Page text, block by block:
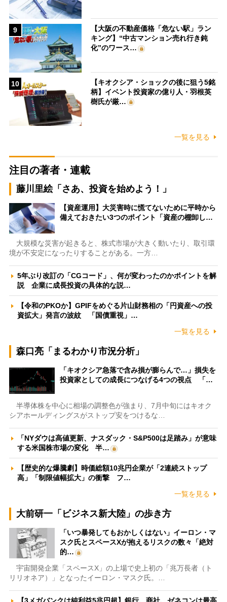
9
【大阪の不動産価格「危ない駅」ラン
キング】“中古マンション売れ行き鈍
化”のワース…
10
【キオクシア・ショックの後に狙う5銘
柄】イベント投資家の億り人・羽根英
樹氏が厳…
一覧を見る
注目の著者・連載
藤川里絵「さあ、投資を始めよう！」
【資産運用】大災害時に慌てないために平時から
備えておきたい3つのポイント「資産の棚卸し…
大規模な災害が起きると、株式市場が大きく動いたり、取引環
境が不安定になったりすることがある。一方…
5年ぶり改訂の「CGコード」、何が変わったのかポイントを解
説 企業に成長投資の具体的な説…
【令和のPKOか】GPIFをめぐる片山財務相の「円資産への投
資拡大」発言の波紋 「国債重視」…
一覧を見る
森口亮「まるわかり市況分析」
「キオクシア急落で含み損が膨らんで…」損失を
投資家としての成長につなげる4つの視点 「…
半導体株を中心に相場の調整色が強まり、7月中旬にはキオク
シアホールディングスがストップ安をつけるな…
「NYダウは高値更新、ナスダック・S&P500は足踏み」が意味
する米国株市場の変化 半…
【歴史的な爆騰劇】時価総額10兆円企業が「2連続ストップ
高」「制限値幅拡大」の衝撃 フ…
一覧を見る
大前研一「ビジネス新大陸」の歩き方
「いつ暴発してもおかしくはない」イーロン・マ
スク氏とスペースXが抱えるリスクの数々「絶対
的…
宇宙開発企業「スペースX」の上場で史上初の「兆万長者（ト
リリオネア）」となったイーロン・マスク氏。…